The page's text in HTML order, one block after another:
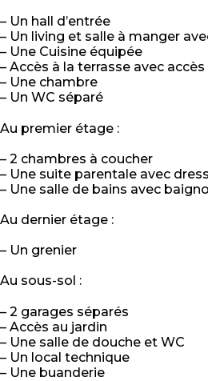
– Un hall d’entrée
– Un living et salle à manger
– Une Cuisine équipée
– Accès à la terrasse avec
– Une chambre
– Un WC séparé
Au premier étage :
– 2 chambres à coucher
– Une suite parentale avec
– Une salle de bains avec
Au dernier étage :
– Un grenier
Au sous-sol :
– 2 garages séparés
– Accès au jardin
– Une salle de douche et WC
– Un local technique
– Une buanderie